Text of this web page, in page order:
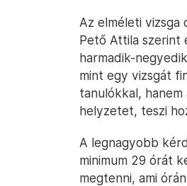
Az elméleti
Pető Attila szerint
harmadik-
mint egy vizsgát
tanulókkal,
helyzetet, teszi
A legnagyobb
minimum 29 órát
megtenni, ami